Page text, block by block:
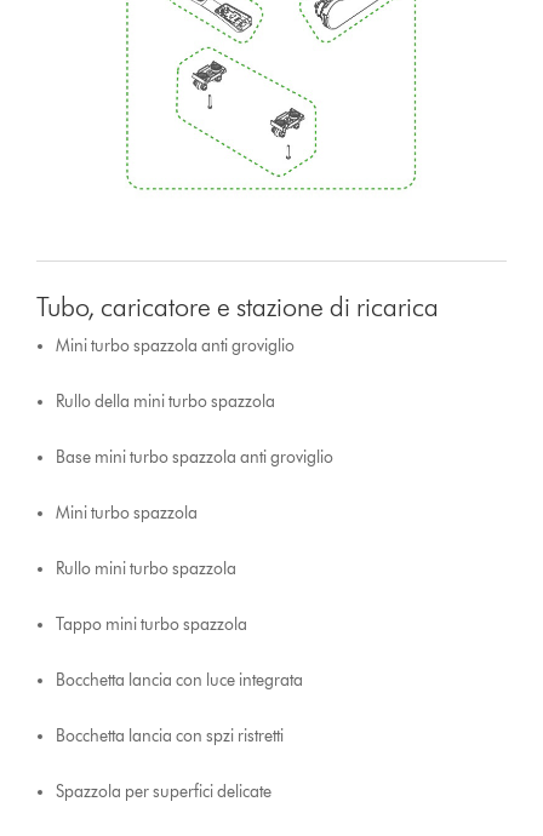
Tubo, caricatore e stazione di ricarica
Mini turbo spazzola anti groviglio
Rullo della mini turbo spazzola
Base mini turbo spazzola anti groviglio
Mini turbo spazzola
Rullo mini turbo spazzola
Tappo mini turbo spazzola
Bocchetta lancia con luce integrata
Bocchetta lancia con spzi ristretti
Spazzola per superfici delicate